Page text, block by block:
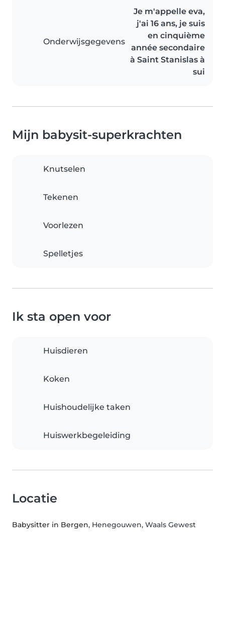
Onderwijsgegevens
Je m'appelle eva,
j'ai 16 ans, je suis
en cinquième
année secondaire
à Saint Stanislas à
sui
Mijn babysit-superkrachten
Knutselen
Tekenen
Voorlezen
Spelletjes
Ik sta open voor
Huisdieren
Koken
Huishoudelijke taken
Huiswerkbegeleiding
Locatie
Babysitter in Bergen, Henegouwen, Waals Gewest